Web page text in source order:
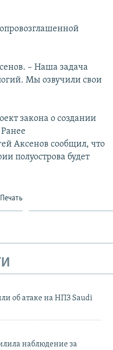
– Наша задача
Мы озвучили свои
закона о создании
Аксенов сообщил, что
полуострова будет
Печать
об атаке на НПЗ Saudi
наблюдение за